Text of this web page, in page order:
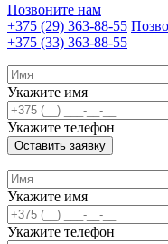
Позвоните нам
+375 (29) 363-88-55
+375 (33) 363-88-55
Укажите имя
Укажите телефон
Оставить заявку
Укажите имя
Укажите телефон